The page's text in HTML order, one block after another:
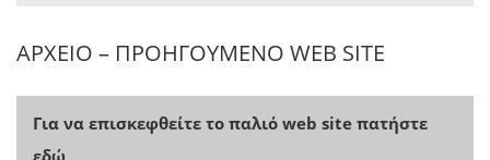
ΑΡΧΕΙΟ – ΠΡΟΗΓΟΥΜΕΝΟ WEB SITE
Για να επισκεφθείτε το παλιό web site πατήστε